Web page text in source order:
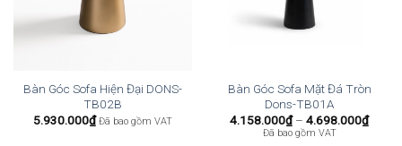
Bàn Góc Sofa Hiện Đại DONS-
TB02B
5.930.000₫ Đã bao gồm VAT
Bàn Góc Sofa Mặt Đá Tròn
Dons-TB01A
4.158.000₫ – 4.698.000₫
giá:
Đã bao gồm VAT